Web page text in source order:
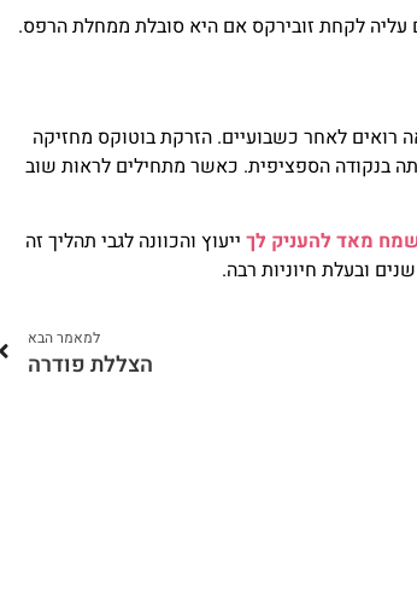
לקחת זובירקס אם היא סובלת ממחלת הרפס.
רואים לאחר כשבועיים. הזרקת בוטוקס מחזיקה
בנקודה הספציפית. כאשר מתחילים לראות שוב
מאד להעניק לך ייעוץ והכוונה לגבי תהליך זה
ובעלת חיוניות רבה.
למאמר הבא
הצללת פודרה